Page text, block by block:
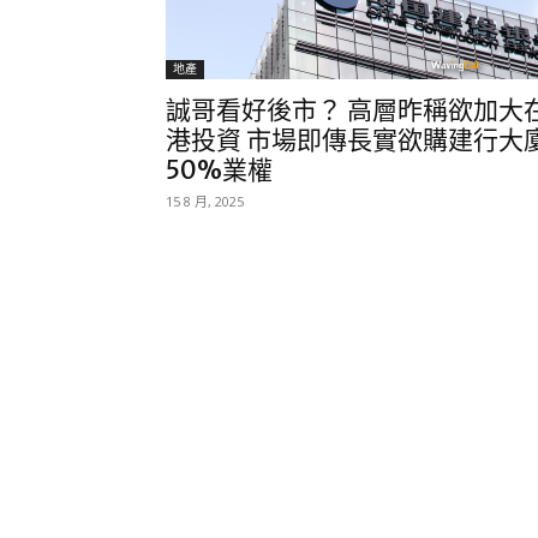
地產
誠哥看好後市？ 高層昨稱欲加大
港投資 市場即傳長實欲購建行大
50%業權
15 8 月, 2025